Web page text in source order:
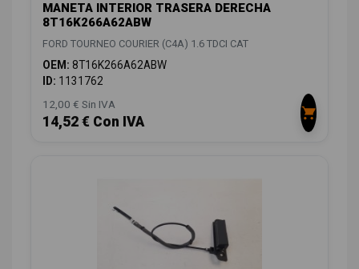
MANETA INTERIOR TRASERA DERECHA
8T16K266A62ABW
FORD TOURNEO COURIER (C4A) 1.6 TDCI CAT
OEM: 8T16K266A62ABW
ID: 1131762
12,00 € Sin IVA
14,52 € Con IVA